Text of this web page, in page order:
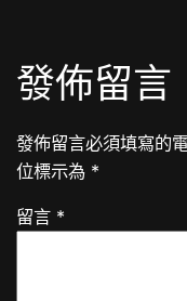
發佈留言
發佈留言必須填寫的
位標示為 *
留言 *